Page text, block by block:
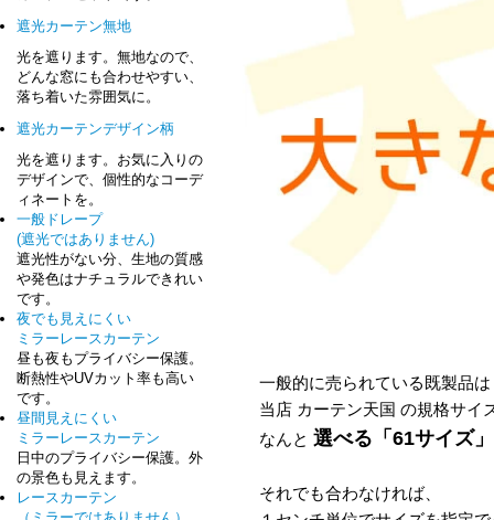
遮光カーテン無地
光を遮ります。無地なので、
どんな窓にも合わせやすい、
落ち着いた雰囲気に。
遮光カーテンデザイン柄
光を遮ります。お気に入りの
デザインで、個性的なコーデ
ィネートを。
一般ドレープ
(遮光ではありません)
遮光性がない分、生地の質感
や発色はナチュラルできれい
です。
夜でも見えにくい
ミラーレースカーテン
昼も夜もプライバシー保護。
断熱性やUVカット率も高い
です。
昼間見えにくい
ミラーレースカーテン
日中のプライバシー保護。外
の景色も見えます。
レースカーテン
一般的に売られている既製品
当店 カーテン天国 の規格サイ
なんと 選べる「61サイズ
それでも合わなければ、